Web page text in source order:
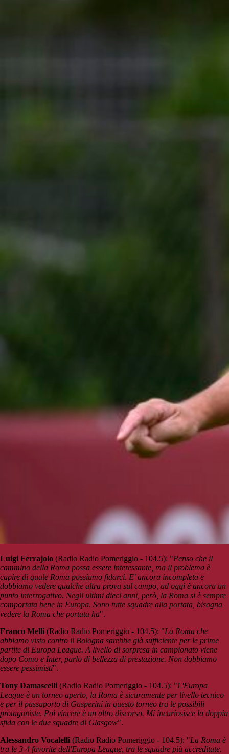
Luigi Ferrajolo (Radio Radio Pomeriggio - 104.5): "Penso che il
cammino della Roma possa essere interessante, ma il problema è
capire di quale Roma possiamo fidarci. E' ancora incompleta e
dobbiamo vedere qualche altra prova sul campo, ad oggi è ancora un
punto interrogativo. Negli ultimi dieci anni, però, la Roma si è sempre
comportata bene in Europa. Sono tutte squadre alla portata, bisogna
vedere la Roma che portata ha".
Franco Melli (Radio Radio Pomeriggio - 104.5): "La Roma che
abbiamo visto contro il Bologna sarebbe già sufficiente per le prime
partite di Europa League. A livello di sorpresa in campionato viene
dopo Como e Inter, parlo di bellezza di prestazione. Non dobbiamo
essere pessimisti".
Tony Damascelli (Radio Radio Pomeriggio - 104.5): "L'Europa
League è un torneo aperto, la Roma è sicuramente per livello tecnico
e per il passaporto di Gasperini in questo torneo tra le possibili
protagoniste. Poi vincere è un altro discorso. Mi incuriosisce la doppia
sfida con le due squadre di Glasgow".
Alessandro Vocalelli (Radio Radio Pomeriggio - 104.5): "La Roma è
tra le 3-4 favorite dell'Europa League, tra le squadre più accreditate.